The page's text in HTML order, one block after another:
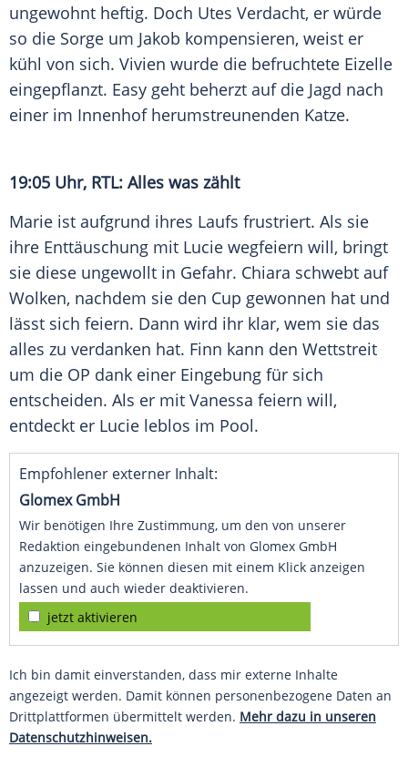
ungewohnt heftig. Doch Utes Verdacht, er würde
so die Sorge um Jakob kompensieren, weist er
kühl von sich. Vivien wurde die befruchtete Eizelle
eingepflanzt. Easy geht beherzt auf die Jagd nach
einer im Innenhof herumstreunenden Katze.
19:05 Uhr, RTL: Alles was zählt
Marie ist aufgrund ihres Laufs frustriert. Als sie
ihre Enttäuschung mit Lucie wegfeiern will, bringt
sie diese ungewollt in Gefahr. Chiara schwebt auf
Wolken, nachdem sie den Cup gewonnen hat und
lässt sich feiern. Dann wird ihr klar, wem sie das
alles zu verdanken hat. Finn kann den Wettstreit
um die OP dank einer Eingebung für sich
entscheiden. Als er mit Vanessa feiern will,
entdeckt er Lucie leblos im Pool.
Empfohlener externer Inhalt:
Glomex GmbH
Wir benötigen Ihre Zustimmung, um den von unserer
Redaktion eingebundenen Inhalt von Glomex GmbH
anzuzeigen. Sie können diesen mit einem Klick anzeigen
lassen und auch wieder deaktivieren.
jetzt aktivieren
Ich bin damit einverstanden, dass mir externe Inhalte
angezeigt werden. Damit können personenbezogene Daten an
Drittplattformen übermittelt werden. Mehr dazu in unseren
Datenschutzhinweisen.